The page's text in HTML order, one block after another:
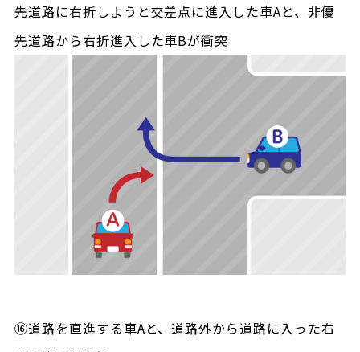
先道路に右折しようと交差点に進入した車Aと、非優
先道路から右折進入した車Bが衝突
⑯道路を直進する車Aと、道路外から道路に入った右